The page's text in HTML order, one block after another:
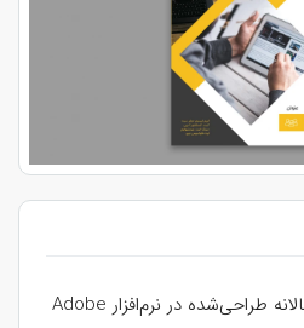
طرح لایه‌باز قالب گزارش سالانه طراحی‌شده در نرم‌افزار Adobe